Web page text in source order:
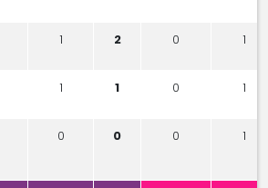
1 2 0 1
1 1 0 1
0 0 0 1